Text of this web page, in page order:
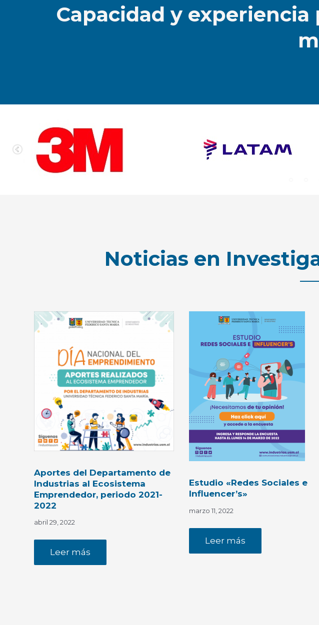
Capacidad y
Noticias en
Aportes del Departamento de
Industrias al Ecosistema
Emprendedor, periodo 2021-
2022
abril 29, 2022
Leer más
Estudio «Redes Sociales e
Influencer’s»
marzo 11, 2022
Leer más